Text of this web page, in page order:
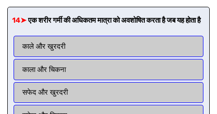
14➤एक शरीर गर्मी की अधिकतम मात्रा को अवशोषित करता है जब यह होता है
काले और खुरदरी
काला और चिकना
सफेद और खुरदरी